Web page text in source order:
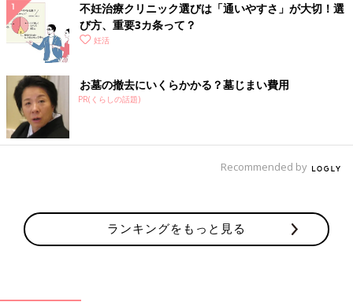
不妊治療クリニック選びは「通いやすさ」が大切！選
び方、重要3カ条って？
妊活
お墓の撤去にいくらかかる？墓じまい費用
PR(くらしの話題)
Recommended by
ランキングをもっと見る